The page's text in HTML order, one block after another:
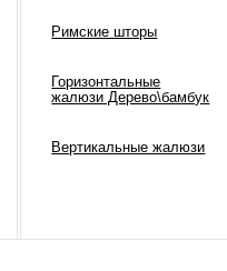
Римские шторы
Горизонтальные
жалюзи Дерево\бамбук
Вертикальные жалюзи